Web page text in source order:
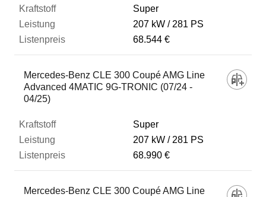
Super
207 kW
281 PS
68.544 €
Mercedes-Benz CLE 300 Coupé AMG Line
Advanced 4MATIC 9G-TRONIC (07/24 -
04/25)
Super
207 kW
281 PS
68.990 €
Mercedes-Benz CLE 300 Coupé AMG Line